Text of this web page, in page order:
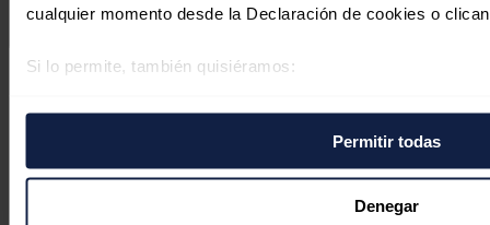
cualquier momento desde la Declaración de cookies o
Si lo permite, también quisiéramos:
Identificar su dispositivo analizándolo activamente
específicas (huellas digitales)
Obtenga más información sobre cómo se procesan sus
Permitir todas
Denegar
Síguenos en redes sociales